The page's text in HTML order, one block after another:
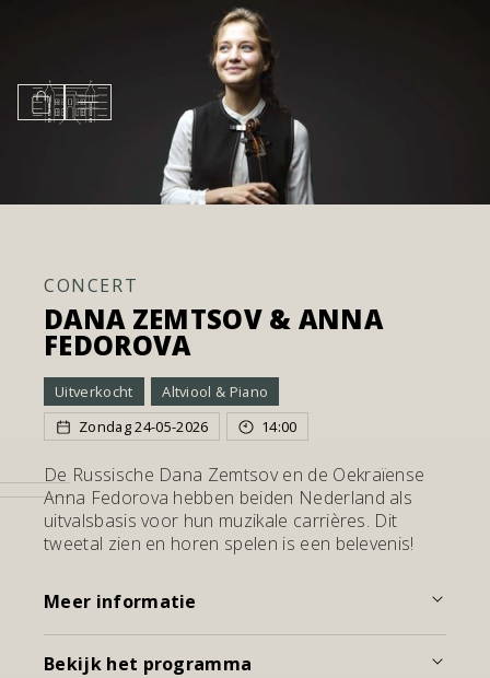
CONCERT
DANA ZEMTSOV & ANNA
FEDOROVA
Uitverkocht
Altviool & Piano
Zondag24-05-2026 14:00
De Russische Dana Zemtsov en de Oekraïense
Anna Fedorova hebben beiden Nederland als
uitvalsbasis voor hun muzikale carrières. Dit
tweetal zien en horen spelen is een belevenis!
Meer informatie
Bekijk het programma